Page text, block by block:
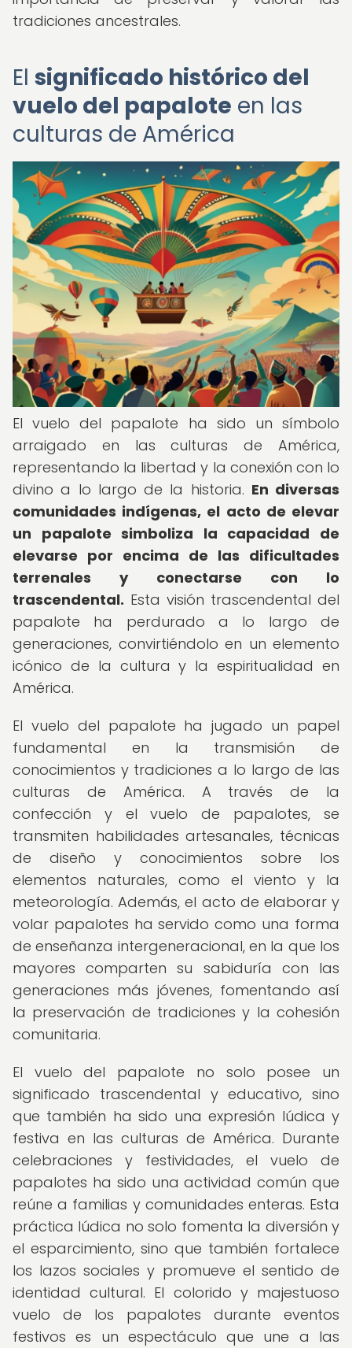
tradiciones ancestrales.
El significado histórico del
vuelo del papalote en las
culturas de América
El vuelo del papalote ha sido un símbolo
arraigado en las culturas de América,
representando la libertad y la conexión con lo
divino a lo largo de la historia. En diversas
comunidades indígenas, el acto de elevar
un papalote simboliza la capacidad de
elevarse por encima de las dificultades
terrenales y conectarse con lo
trascendental. Esta visión trascendental del
papalote ha perdurado a lo largo de
generaciones, convirtiéndolo en un elemento
icónico de la cultura y la espiritualidad en
América.
El vuelo del papalote ha jugado un papel
fundamental en la transmisión de
conocimientos y tradiciones a lo largo de las
culturas de América. A través de la
confección y el vuelo de papalotes, se
transmiten habilidades artesanales, técnicas
de diseño y conocimientos sobre los
elementos naturales, como el viento y la
meteorología. Además, el acto de elaborar y
volar papalotes ha servido como una forma
de enseñanza intergeneracional, en la que los
mayores comparten su sabiduría con las
generaciones más jóvenes, fomentando así
la preservación de tradiciones y la cohesión
comunitaria.
El vuelo del papalote no solo posee un
significado trascendental y educativo, sino
que también ha sido una expresión lúdica y
festiva en las culturas de América. Durante
celebraciones y festividades, el vuelo de
papalotes ha sido una actividad común que
reúne a familias y comunidades enteras. Esta
práctica lúdica no solo fomenta la diversión y
el esparcimiento, sino que también fortalece
los lazos sociales y promueve el sentido de
identidad cultural. El colorido y majestuoso
vuelo de los papalotes durante eventos
festivos es un espectáculo que une a las